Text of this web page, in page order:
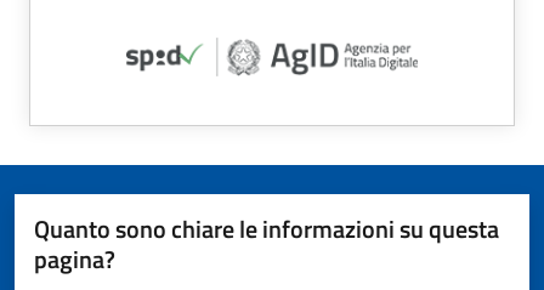
Quanto sono chiare le informazioni su questa
pagina?